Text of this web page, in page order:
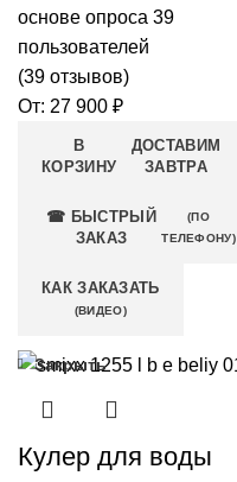
основе опроса 39
пользователей
(39 отзывов)
От: 27 900 ₽
В
КОРЗИНУ
ДОСТАВИМ
ЗАВТРА
☎ БЫСТРЫЙ
ЗАКАЗ
(ПО
ТЕЛЕФОНУ)
КАК ЗАКАЗАТЬ
(ВИДЕО)
Закрыть
Кулер для воды